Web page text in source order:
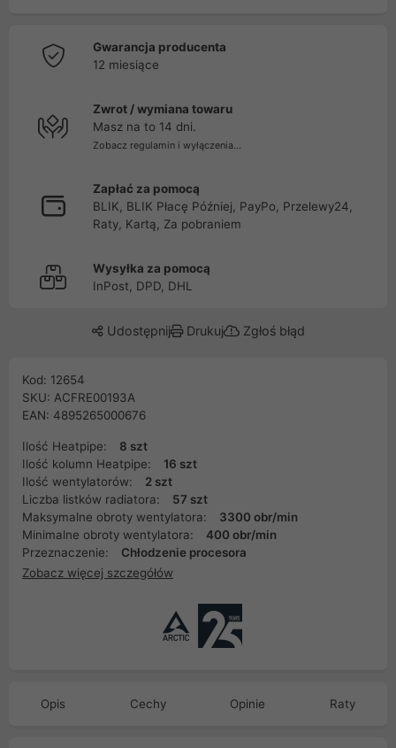
Gwarancja producenta
12 miesiące
Zwrot / wymiana towaru
Masz na to 14 dni.
Zobacz regulamin i wyłączenia...
Zapłać za pomocą
BLIK, BLIK Płacę Później, PayPo, Przelewy24,
Raty, Kartą, Za pobraniem
Wysyłka za pomocą
InPost, DPD, DHL
Udostępnij Drukuj Zgłoś błąd
Kod: 12654
SKU: ACFRE00193A
EAN: 4895265000676
Ilość Heatpipe:
8 szt
Ilość kolumn Heatpipe:
16 szt
Ilość wentylatorów:
2 szt
Liczba listków radiatora:
57 szt
Maksymalne obroty wentylatora:
3300 obr/min
Minimalne obroty wentylatora:
400 obr/min
Przeznaczenie:
Chłodzenie procesora
Zobacz więcej szczegółów
Opis Cechy Opinie Raty